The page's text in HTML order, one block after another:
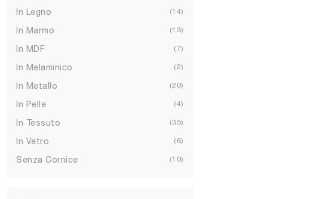
In Legno 14
In Marmo 13
In MDF 7
In Melaminico 2
In Metallo 20
In Pelle 4
In Tessuto 35
In Vetro 6
Senza Cornice 10